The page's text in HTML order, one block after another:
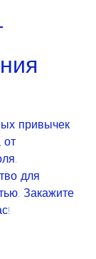
привычек
от
для
Закажите